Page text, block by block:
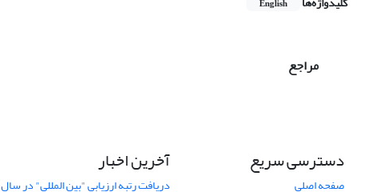
English
مراجع
دسترسی سریع
صفحه اصلی
آخرین اخبار